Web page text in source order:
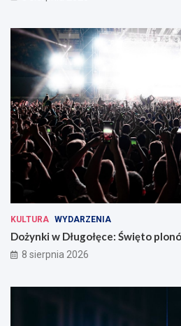
KULTURA WYDARZENIA
Dożynki w Długołęce: Święto
8 sierpnia 2026